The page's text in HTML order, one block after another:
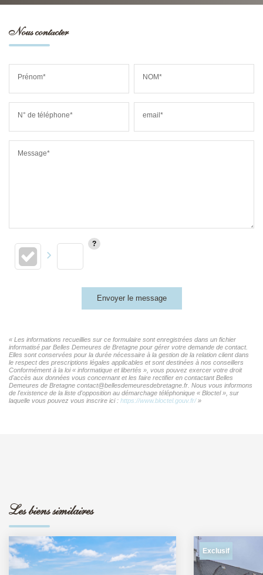
Nous contacter
Prénom* NOM*
N° de téléphone* email*
Message*
Envoyer le message
« Les informations recueillies sur ce formulaire sont enregistrées dans un fichier
informatisé par Belles Demeures de Bretagne pour gérer votre demande de contact.
Elles sont conservées pour la durée nécessaire à la gestion de la relation client dans
le respect des prescriptions légales applicables et sont destinées à nos conseillers
Conformément à la loi « informatique et libertés », vous pouvez exercer votre droit
d'accès aux données vous concernant et les faire rectifier en contactant Belles
Demeures de Bretagne contact@bellesdemeuresdebretagne.fr. Nous vous informons
de l'existence de la liste d'opposition au démarchage téléphonique « Bloctel », sur
laquelle vous pouvez vous inscrire ici : https://www.bloctel.gouv.fr/»
Les biens similaires
Exclusif